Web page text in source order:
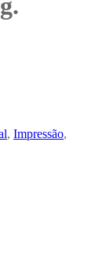
, Impressão,